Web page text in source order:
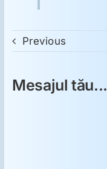
Previous
Mesajul tău...